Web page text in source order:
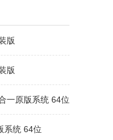
版
版
一原版系统 64位
系统 64位